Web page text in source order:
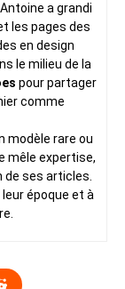
a grandi
les pages des
en design
le milieu de la
pour partager
comme
modèle rare ou
mêle expertise,
ses articles.
époque et à